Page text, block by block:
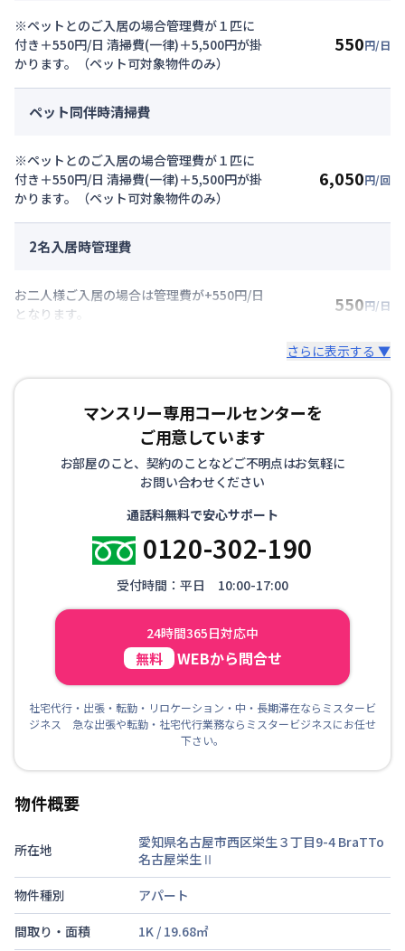
※ペットとのご入居の場合管理費が１匹に
付き＋550円/日 清掃費(一律)＋5,500円が掛
かります。（ペット可対象物件のみ）
550円/日
ペット同伴時清掃費
※ペットとのご入居の場合管理費が１匹に
付き＋550円/日 清掃費(一律)＋5,500円が掛
かります。（ペット可対象物件のみ）
6,050円/回
2名入居時管理費
お二人様ご入居の場合は管理費が+550円/日
となります。
550円/日
さらに表示する ▼
マンスリー専用コールセンターを
ご用意しています
お部屋のこと、契約のことなどご不明点はお気軽に
お問い合わせください
通話料無料で安心サポート
0120-302-190
受付時間：平日 10:00-17:00
24時間365日対応中
無料 WEBから問合せ
社宅代行・出張・転勤・リロケーション・中・長期滞在ならミスタービ
ジネス 急な出張や転勤・社宅代行業務ならミスタービジネスにお任せ
下さい。
物件概要
所在地
愛知県名古屋市西区栄生３丁目9-4 BraTTo
名古屋栄生Ⅱ
物件種別
アパート
間取り・面積
1K / 19.68㎡